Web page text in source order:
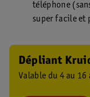
téléphone
super facile et
Dépliant
Valable du 4 au